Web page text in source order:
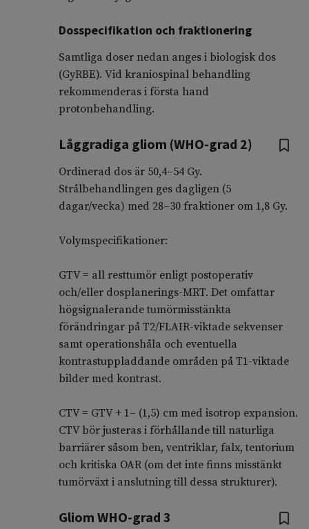
Dosspecifikation och fraktionering
Samtliga doser nedan anges i biologisk dos
(GyRBE). Vid kraniospinal behandling
rekommenderas i första hand
protonbehandling.
Låggradiga gliom (WHO-grad 2)
Ordinerad dos är 50,4–54 Gy.
Strålbehandlingen ges dagligen (5
dagar/vecka) med 28–30 fraktioner om 1,8 Gy.
Volymspecifikationer:
GTV = all resttumör enligt postoperativ
och/eller dosplanerings-MRT. Det omfattar
högsignalerande tumörmisstänkta
förändringar på T2/FLAIR-viktade sekvenser
samt operationshåla och eventuella
kontrastuppladdande områden på T1-viktade
bilder med kontrast.
CTV = GTV + 1– (1,5) cm med isotrop expansion.
CTV bör justeras i förhållande till naturliga
barriärer såsom ben, ventriklar, falx, tentorium
och kritiska OAR (om det inte finns misstänkt
tumörväxt i anslutning till dessa strukturer).
Gliom WHO-grad 3